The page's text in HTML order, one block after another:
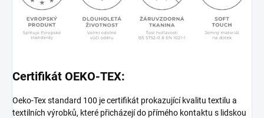
Certifikát OEKO-TEX:
Oeko-Tex standard 100 je certifikát prokazující kvalitu textilu a
textilních výrobků, které přicházejí do přímého kontaktu s lidskou